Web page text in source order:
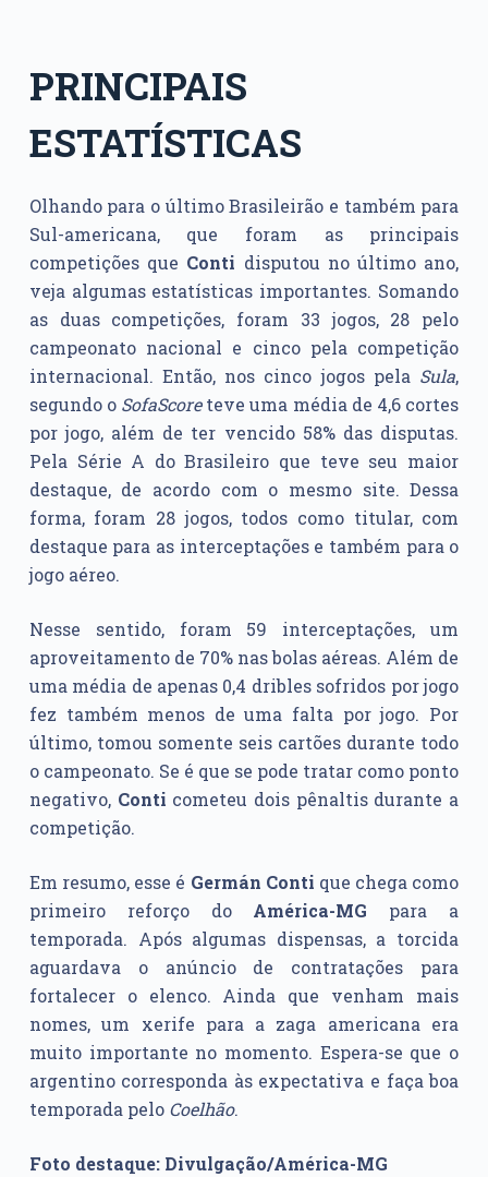
PRINCIPAIS
ESTATÍSTICAS
Olhando para o último Brasileirão e também para
Sul-americana, que foram as principais
competições que Conti disputou no último ano,
veja algumas estatísticas importantes. Somando
as duas competições, foram 33 jogos, 28 pelo
campeonato nacional e cinco pela competição
internacional. Então, nos cinco jogos pela Sula,
segundo o SofaScoreteve uma média de 4,6 cortes
por jogo, além de ter vencido 58% das disputas.
Pela Série A do Brasileiro que teve seu maior
destaque, de acordo com o mesmo site. Dessa
forma, foram 28 jogos, todos como titular, com
destaque para as interceptações e também para o
jogo aéreo.
Nesse sentido, foram 59 interceptações, um
aproveitamento de 70% nas bolas aéreas. Além de
uma média de apenas 0,4 dribles sofridos por jogo
fez também menos de uma falta por jogo. Por
último, tomou somente seis cartões durante todo
o campeonato. Se é que se pode tratar como ponto
negativo, Conti cometeu dois pênaltis durante a
competição.
Em resumo, esse é Germán Conti que chega como
primeiro reforço do América-MG para a
temporada. Após algumas dispensas, a torcida
aguardava o anúncio de contratações para
fortalecer o elenco. Ainda que venham mais
nomes, um xerife para a zaga americana era
muito importante no momento. Espera-se que o
argentino corresponda às expectativa e faça boa
temporada pelo Coelhão.
Foto destaque: Divulgação/América-MG